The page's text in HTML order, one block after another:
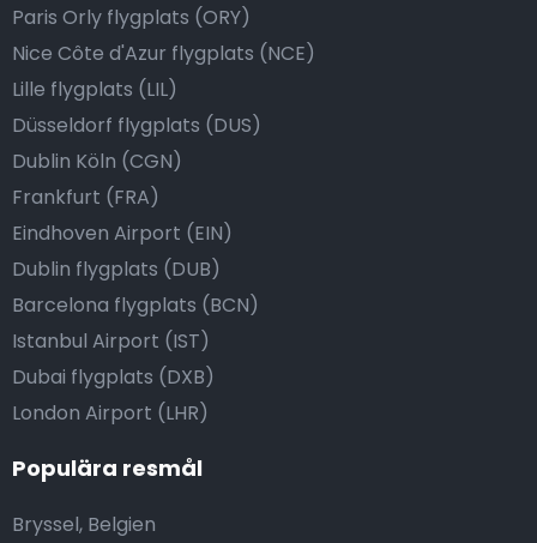
Paris Orly flygplats (ORY)
Nice Côte d'Azur flygplats (NCE)
Lille flygplats (LIL)
Düsseldorf flygplats (DUS)
Dublin Köln (CGN)
Frankfurt (FRA)
Eindhoven Airport (EIN)
Dublin flygplats (DUB)
Barcelona flygplats (BCN)
Istanbul Airport (IST)
Dubai flygplats (DXB)
London Airport (LHR)
Populära resmål
Bryssel, Belgien